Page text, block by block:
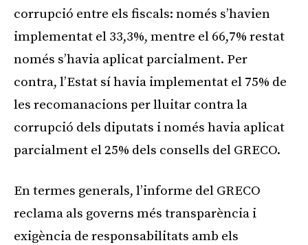
corrupció entre els fiscals: només s’havien
implementat el 33,3%, mentre el 66,7% restat
només s’havia aplicat parcialment. Per
contra, l’Estat sí havia implementat el 75% de
les recomanacions per lluitar contra la
corrupció dels diputats i només havia aplicat
parcialment el 25% dels consells del GRECO.
En termes generals, l’informe del GRECO
reclama als governs més transparència i
exigència de responsabilitats amb els